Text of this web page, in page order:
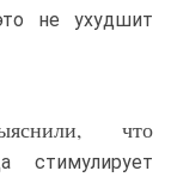
не ухудшит
что
стимулирует